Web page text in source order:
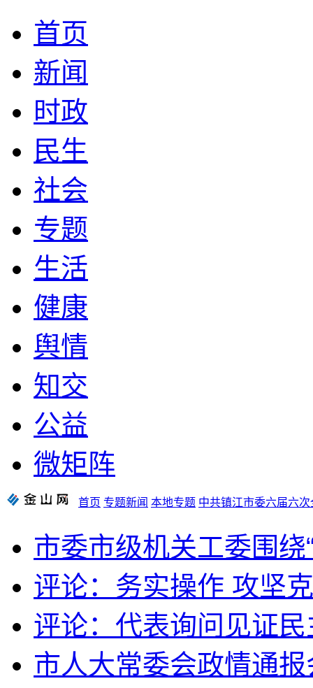
首页
新闻
时政
民生
社会
专题
生活
健康
舆情
知交
公益
微矩阵
首页 专题新闻 本地专题 中共镇江市委六届六次
市委市级机关工委围绕
评论：务实操作 攻坚
评论：代表询问见证
市人大常委会政情通